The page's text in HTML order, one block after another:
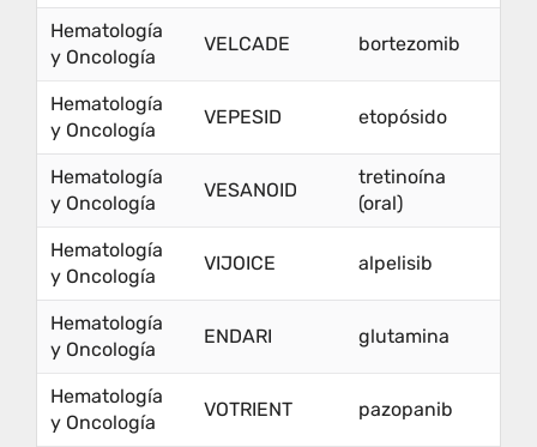
Hematología
y Oncología
VELCADE bortezomib
Hematología
y Oncología
VEPESID etopósido
Hematología
y Oncología
VESANOID
tretinoína
(oral)
Hematología
y Oncología
VIJOICE alpelisib
Hematología
y Oncología
ENDARI glutamina
Hematología
y Oncología
VOTRIENT pazopanib